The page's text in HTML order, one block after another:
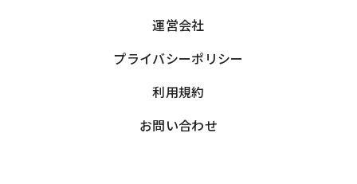
運営会社
プライバシーポリシー
利用規約
お問い合わせ